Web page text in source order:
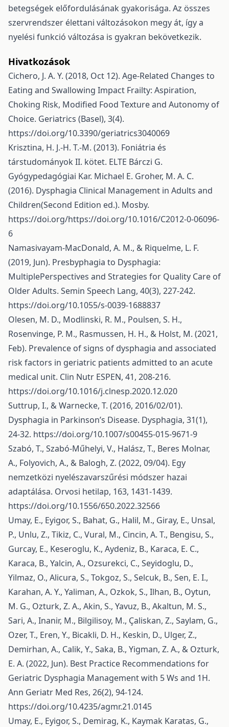
betegségek előfordulásának gyakorisága. Az összes
szervrendszer élettani változásokon megy át, így a
nyelési funkció változása is gyakran bekövetkezik.
Hivatkozások
Cichero, J. A. Y. (2018, Oct 12). Age-Related Changes to
Eating and Swallowing Impact Frailty: Aspiration,
Choking Risk, Modified Food Texture and Autonomy of
Choice. Geriatrics (Basel), 3(4).
https://doi.org/10.3390/geriatrics3040069
Krisztina, H. J.-H. T.-M. (2013). Foniátria és
társtudományok II. kötet. ELTE Bárczi G.
Gyógypedagógiai Kar. Michael E. Groher, M. A. C.
(2016). Dysphagia Clinical Management in Adults and
Children(Second Edition ed.). Mosby.
https://doi.org/https://doi.org/10.1016/C2012-0-06096-
6
Namasivayam-MacDonald, A. M., & Riquelme, L. F.
(2019, Jun). Presbyphagia to Dysphagia:
MultiplePerspectives and Strategies for Quality Care of
Older Adults. Semin Speech Lang, 40(3), 227-242.
https://doi.org/10.1055/s-0039-1688837
Olesen, M. D., Modlinski, R. M., Poulsen, S. H.,
Rosenvinge, P. M., Rasmussen, H. H., & Holst, M. (2021,
Feb). Prevalence of signs of dysphagia and associated
risk factors in geriatric patients admitted to an acute
medical unit. Clin Nutr ESPEN, 41, 208-216.
https://doi.org/10.1016/j.clnesp.2020.12.020
Suttrup, I., & Warnecke, T. (2016, 2016/02/01).
Dysphagia in Parkinson’s Disease. Dysphagia, 31(1),
24-32. https://doi.org/10.1007/s00455-015-9671-9
Szabó, T., Szabó-Műhelyi, V., Halász, T., Beres Molnar,
A., Folyovich, A., & Balogh, Z. (2022, 09/04). Egy
nemzetközi nyelészavarszűrési módszer hazai
adaptálása. Orvosi hetilap, 163, 1431-1439.
https://doi.org/10.1556/650.2022.32566
Umay, E., Eyigor, S., Bahat, G., Halil, M., Giray, E., Unsal,
P., Unlu, Z., Tikiz, C., Vural, M., Cincin, A. T., Bengisu, S.,
Gurcay, E., Keseroglu, K., Aydeniz, B., Karaca, E. C.,
Karaca, B., Yalcin, A., Ozsurekci, C., Seyidoglu, D.,
Yilmaz, O., Alicura, S., Tokgoz, S., Selcuk, B., Sen, E. I.,
Karahan, A. Y., Yaliman, A., Ozkok, S., Ilhan, B., Oytun,
M. G., Ozturk, Z. A., Akin, S., Yavuz, B., Akaltun, M. S.,
Sari, A., Inanir, M., Bilgilisoy, M., Çaliskan, Z., Saylam, G.,
Ozer, T., Eren, Y., Bicakli, D. H., Keskin, D., Ulger, Z.,
Demirhan, A., Calik, Y., Saka, B., Yigman, Z. A., & Ozturk,
E. A. (2022, Jun). Best Practice Recommendations for
Geriatric Dysphagia Management with 5 Ws and 1H.
Ann Geriatr Med Res, 26(2), 94-124.
https://doi.org/10.4235/agmr.21.0145
Umay, E., Eyigor, S., Demirag, K., Kaymak Karatas, G.,